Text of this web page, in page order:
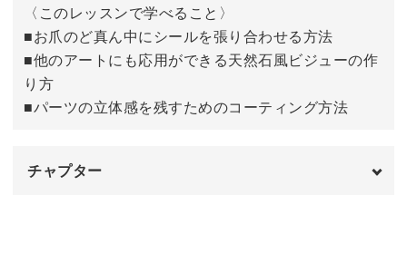
◆他のアートにも応用ができる天然石風ビジューの作り方
◆パーツの立体感を残すためのコーティング方法
などなど、内容盛りだくさんのレッスンです。
〈このレッスンで学べること〉
■お爪のど真ん中にシールを張り合わせる方法
■他のアートにも応用ができる天然石風ビジューの作
り方
■パーツの立体感を残すためのコーティング方法
チャプター